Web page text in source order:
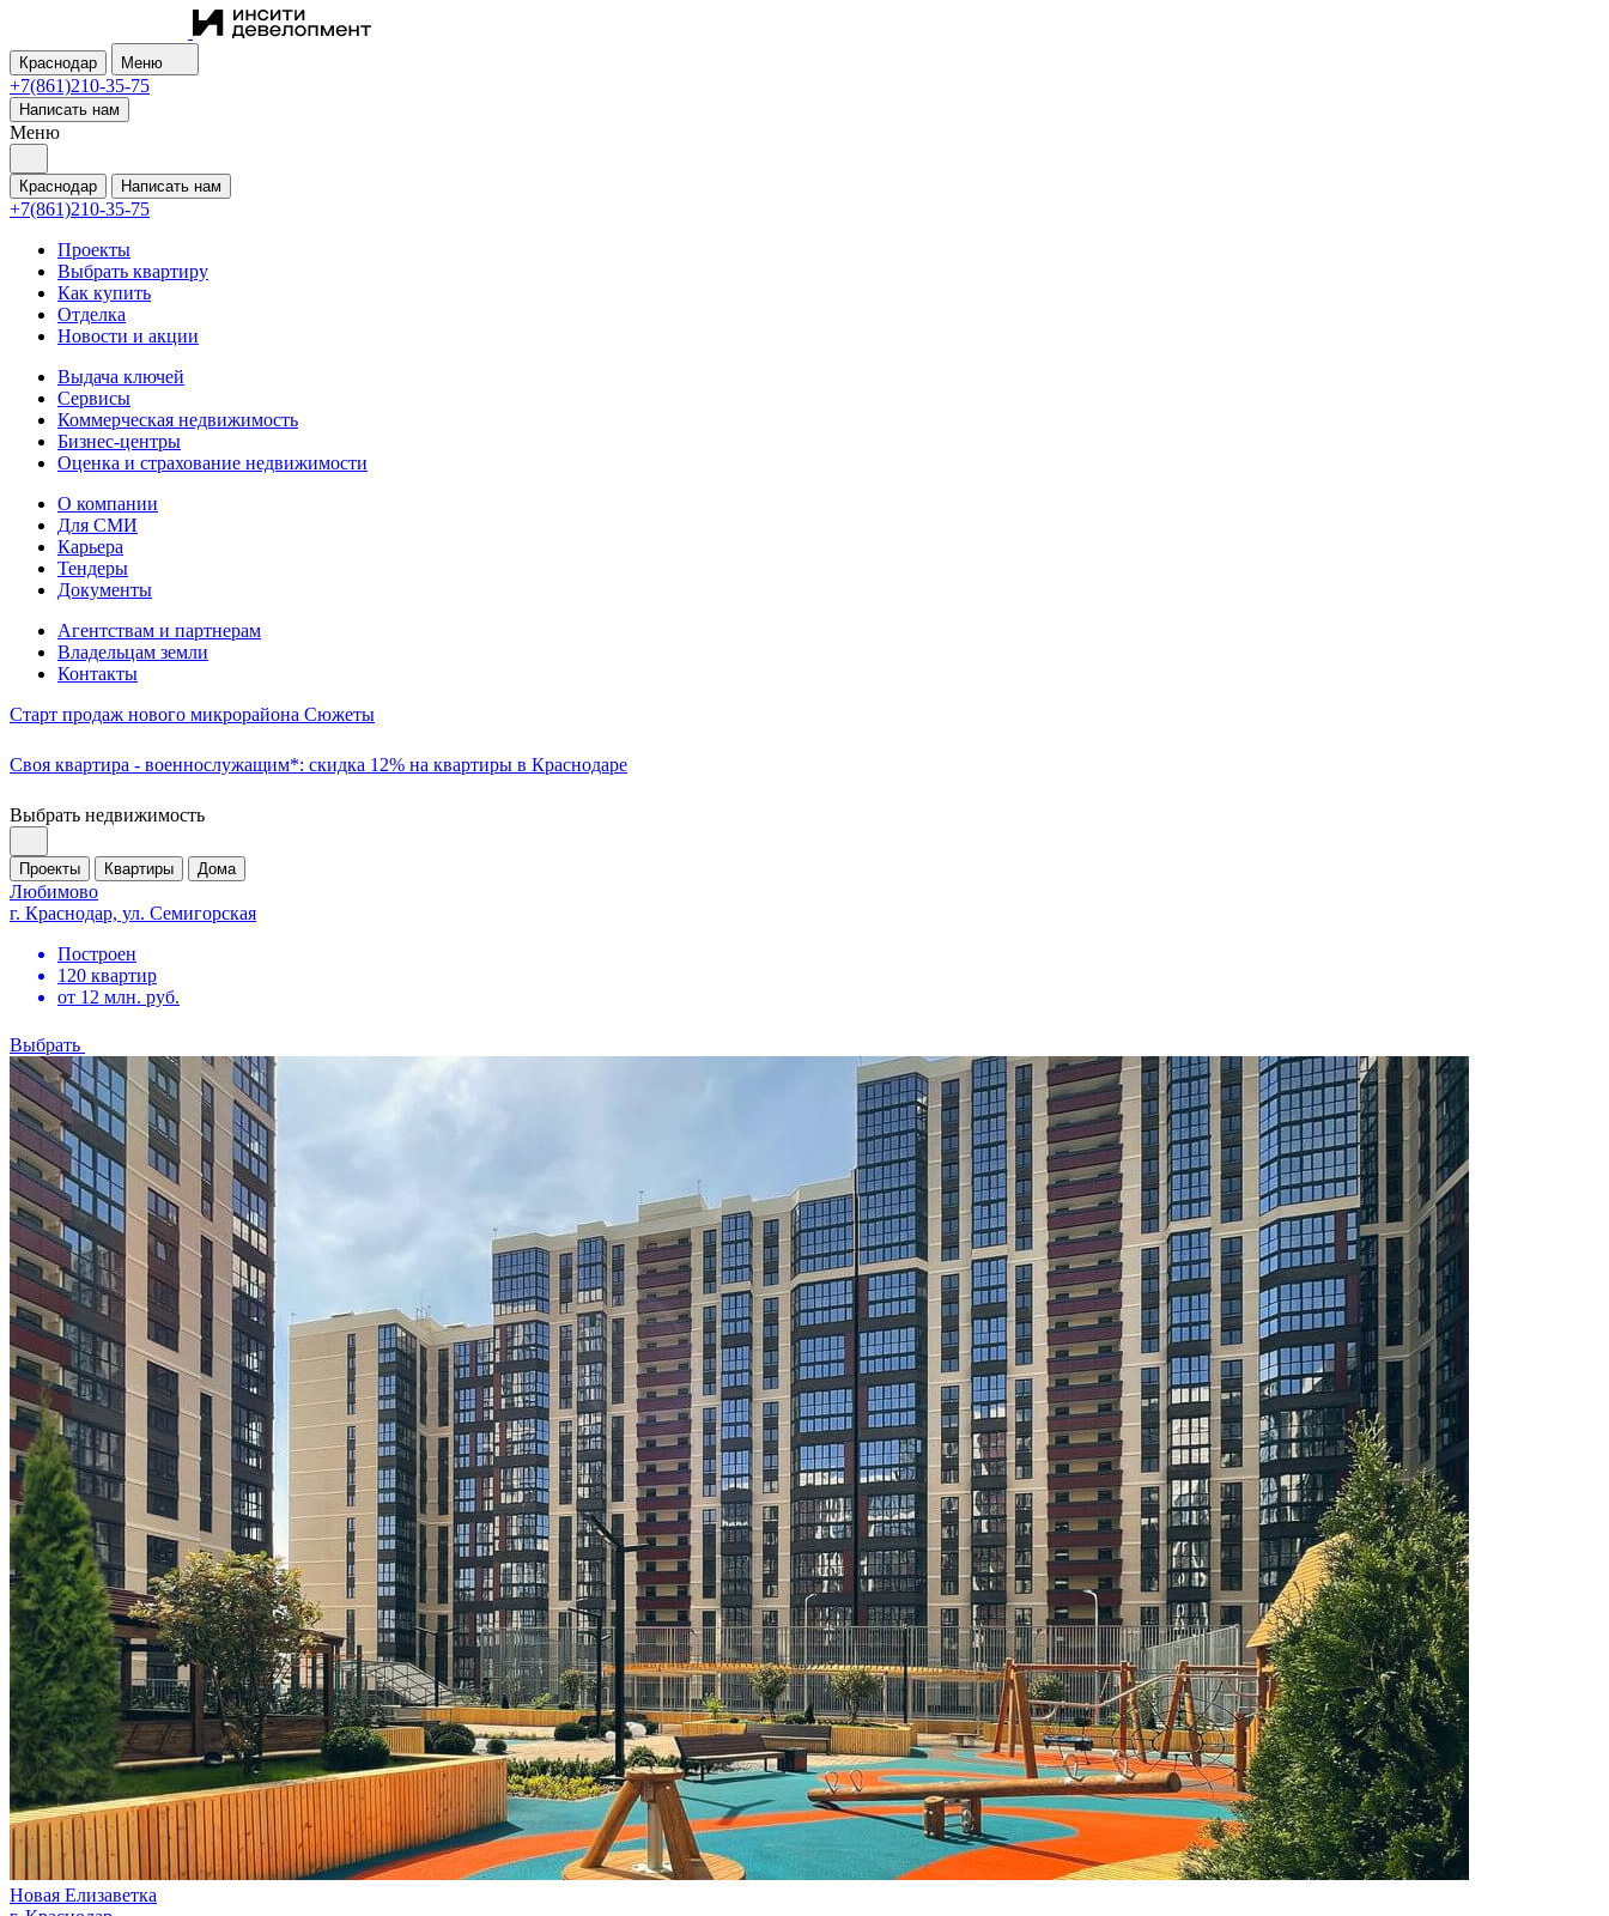
Краснодар Меню
+7(861)210-35-75
Написать нам
Меню
Краснодар Написать нам
+7(861)210-35-75
Проекты
Выбрать квартиру
Как купить
Отделка
Новости и акции
Выдача ключей
Сервисы
Коммерческая недвижимость
Бизнес-центры
Оценка и страхование недвижимости
О компании
Для СМИ
Карьера
Тендеры
Документы
Агентствам и партнерам
Владельцам земли
Контакты
Старт продаж нового микрорайона Сюжеты
Своя квартира - военнослужащим*: скидка 12% на квартиры в Краснодаре
Выбрать недвижимость
Проекты Квартиры Дома
Любимово
г. Краснодар, ул. Семигорская
Построен
120 квартир
от 12 млн. руб.
Выбрать
Новая Елизаветка